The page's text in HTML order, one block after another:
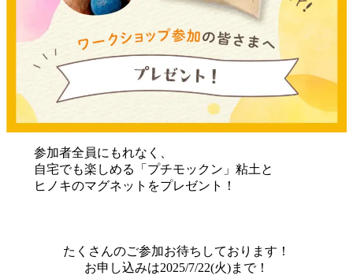
参加者全員にもれなく、
自宅でも楽しめる「プチモックン」粘土と
ヒノキのマグネットをプレゼント！
たくさんのご参加お待ちしております！
お申し込みは2025/7/22(火)まで！